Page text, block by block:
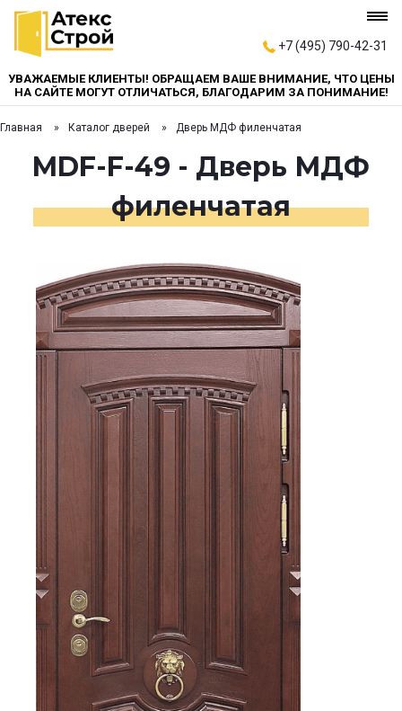
+7 (495) 790-42-31
УВАЖАЕМЫЕ КЛИЕНТЫ! ОБРАЩАЕМ ВАШЕ ВНИМАНИЕ, ЧТО ЦЕНЫ
НА САЙТЕ МОГУТ ОТЛИЧАТЬСЯ, БЛАГОДАРИМ ЗА ПОНИМАНИЕ!
Главная Каталог дверей Дверь МДФ филенчатая
MDF-F-49 - Дверь МДФ
филенчатая